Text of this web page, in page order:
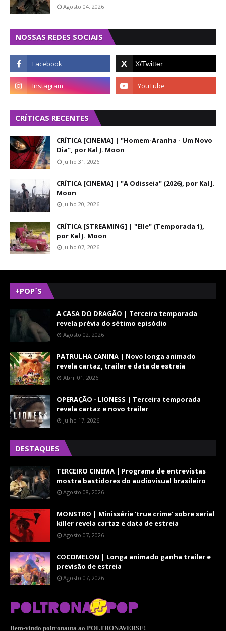
Agosto 04, 2026
NOSSAS REDES SOCIAIS
CRÍTICAS RECENTES
CRÍTICA [CINEMA] | "Homem-Aranha - Um Novo
Dia", por Kal J. Moon
Julho 31, 2026
CRÍTICA [CINEMA] | "A Odisseia" (2026), por Kal J.
Moon
Julho 20, 2026
CRÍTICA [STREAMING] | "Elle" (Temporada 1),
por Kal J. Moon
Julho 07, 2026
+POP´S
A CASA DO DRAGÃO | Terceira temporada
revela prévia do sétimo episódio
Agosto 02, 2026
PATRULHA CANINA | Novo longa animado
revela cartaz, trailer e data de estreia
Abril 01, 2026
OPERAÇÃO - LIONESS | Terceira temporada
revela cartaz e novo trailer
Julho 17, 2026
DESTAQUES
TERCEIRO CINEMA | Programa de entrevistas
mostra bastidores do audiovisual brasileiro
Agosto 08, 2026
MONSTRO | Minissérie 'true crime' sobre serial
killer revela cartaz e data de estreia
Agosto 07, 2026
COCOMELON | Longa animado ganha trailer e
previsão de estreia
Agosto 07, 2026
Bem-vindo poltronauta ao POLTRONAVERSE!